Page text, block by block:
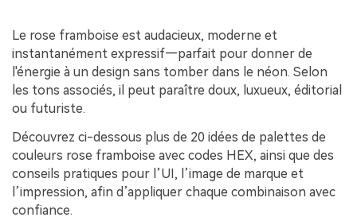
Le rose framboise est audacieux, moderne et
instantanément expressif—parfait pour donner de
l'énergie à un design sans tomber dans le néon. Selon
les tons associés, il peut paraître doux, luxueux, éditorial
ou futuriste.
Découvrez ci-dessous plus de 20 idées de palettes de
couleurs rose framboise avec codes HEX, ainsi que des
conseils pratiques pour l’UI, l’image de marque et
l’impression, afin d’appliquer chaque combinaison avec
confiance.